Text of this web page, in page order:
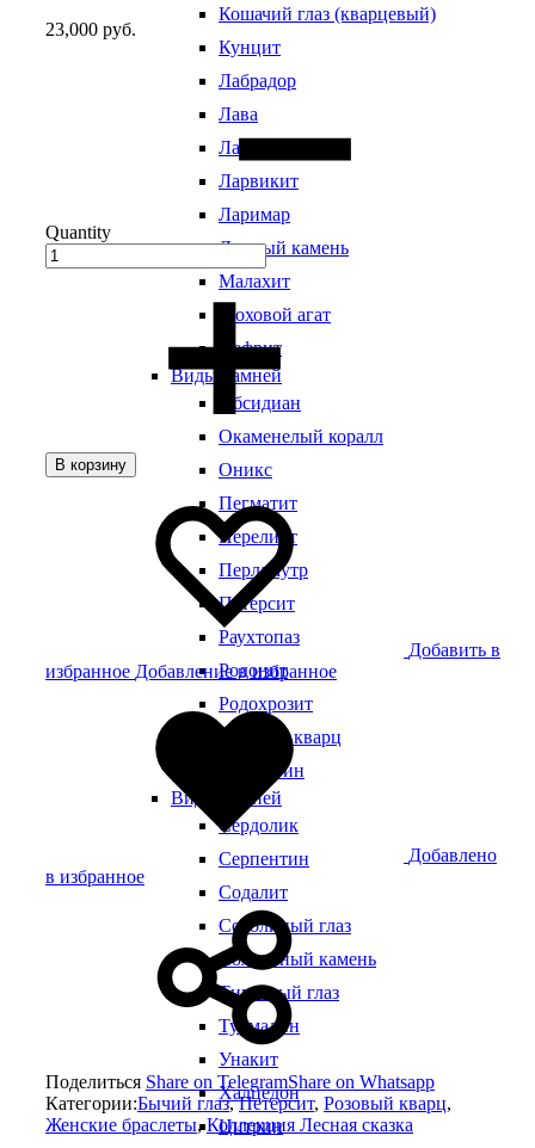
Кошачий глаз (кварцевый)
Кунцит
Лабрадор
Лава
Лазурит
Ларвикит
Ларимар
Лунный камень
Малахит
Моховой агат
Нефрит
Виды камней
Обсидиан
Окаменелый коралл
Оникс
Пегматит
Переливт
Перламутр
Петерсит
Раухтопаз
Родонит
Родохрозит
Розовый кварц
Сапфирин
Виды камней
Сердолик
Серпентин
Содалит
Соколиный глаз
Солнечный камень
Тигровый глаз
Турмалин
Унакит
Халцедон
Цитрин
23,000 руб.
Quantity
В корзину
Добавить в
избранное Добавление в избранное
Добавлено
в избранное
Поделиться Share on TelegramShare on Whatsapp
Категории:Бычий глаз,Петерсит, Розовый кварц,
Женские браслеты,Коллекция Лесная сказка